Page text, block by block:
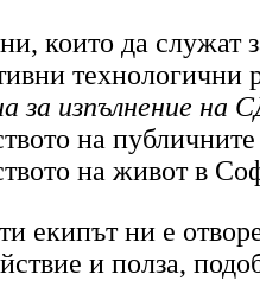
които да
за изпълнение на
на
на живот в
екипът ни е
и полза,